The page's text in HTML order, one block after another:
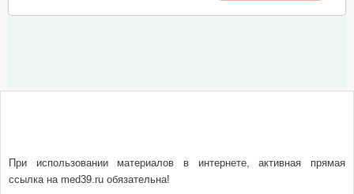
При использовании материалов в интернете, активная прямая
ссылка на med39.ru обязательна!